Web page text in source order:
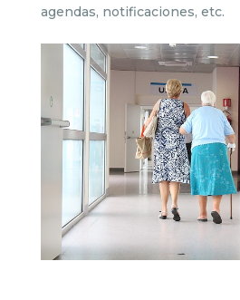
agendas, notificaciones, etc.